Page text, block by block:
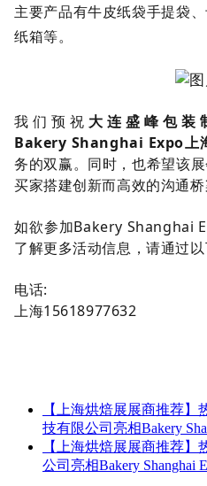
主要产品有牛皮纸袋手提袋
纸箱等。
我们预祝 大连盛峰包装
Bakery Shanghai Expo上
务的双赢。同时，也希望该
买家搭建创新而高效的沟通桥
如欲参加Bakery Shanghai
了解更多活动信息，请通过以
电话:
上海15618977632
【上海烘焙展展商推荐
技有限公司亮相Bakery
【上海烘焙展展商推荐
公司亮相Bakery Shanghai